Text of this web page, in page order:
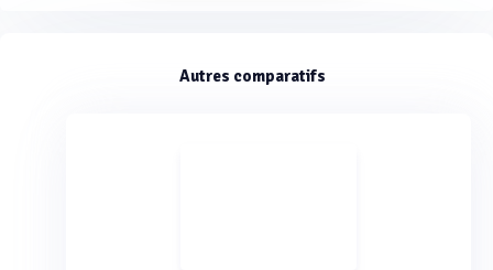
Autres comparatifs